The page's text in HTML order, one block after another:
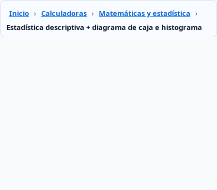
Inicio › Calculadoras › Matemáticas y estadística ›
Estadística descriptiva + diagrama de caja e histograma